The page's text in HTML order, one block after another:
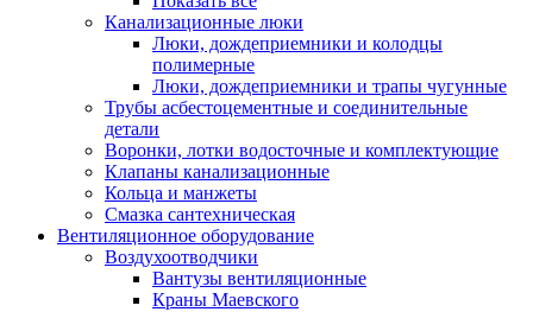
Канализационные люки
Люки, дождеприемники и колодцы
полимерные
Люки, дождеприемники и трапы чугунные
Трубы асбестоцементные и соединительные
детали
Воронки, лотки водосточные и комплектующие
Клапаны канализационные
Кольца и манжеты
Смазка сантехническая
Вентиляционное оборудование
Воздухоотводчики
Вантузы вентиляционные
Краны Маевского